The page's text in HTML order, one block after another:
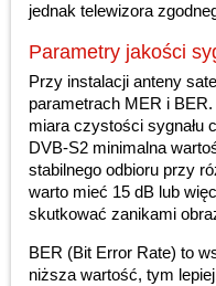
jednak telewizora
Parametry jakości
Przy instalacji anteny
parametrach MER i
miara czystości sygnału
DVB-S2 minimalna
stabilnego odbioru przy
warto mieć 15 dB lub
skutkować zanikami
BER (Bit Error Rate) to
niższa wartość, tym